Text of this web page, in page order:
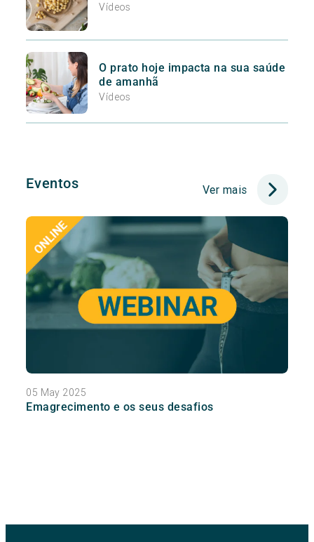
Vídeos
O prato hoje impacta na sua saúde
de amanhã
Vídeos
Eventos Ver mais
05 May 2025
Emagrecimento e os seus desafios